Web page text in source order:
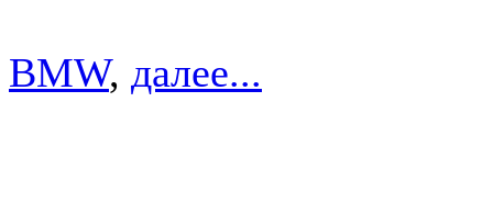
BMW, далее...